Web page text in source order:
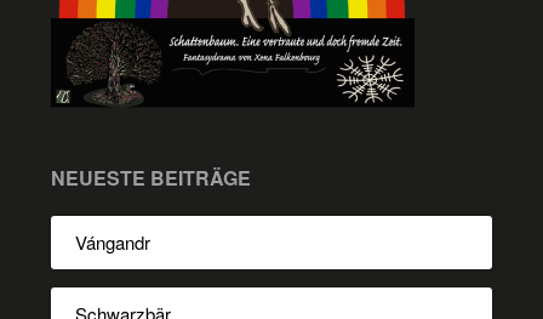
NEUESTE BEITRÄGE
Vángandr
Schwarzbär